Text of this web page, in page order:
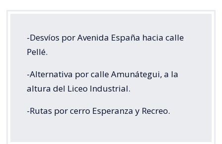
-Desvíos por Avenida España hacia calle
Pellé.
-Alternativa por calle Amunátegui, a la
altura del Liceo Industrial.
-Rutas por cerro Esperanza y Recreo.